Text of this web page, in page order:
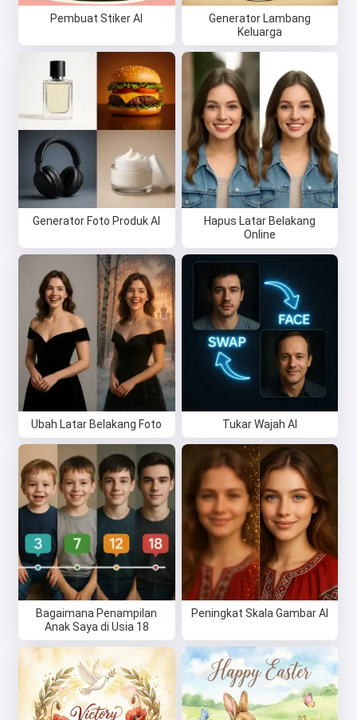
Pembuat Stiker AI
Generator Lambang
Keluarga
Generator Foto Produk AI
Hapus Latar Belakang
Online
Ubah Latar Belakang Foto Tukar Wajah AI
Bagaimana Penampilan
Anak Saya di Usia 18
Peningkat Skala Gambar AI